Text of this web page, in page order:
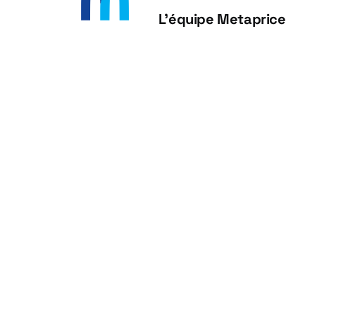
L'équipe Metaprice